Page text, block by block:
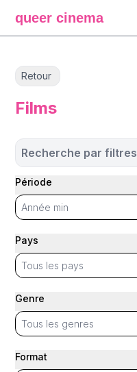
queer cinema
Retour
Films
Recherche par filtres
Période
Pays
Genre
Format